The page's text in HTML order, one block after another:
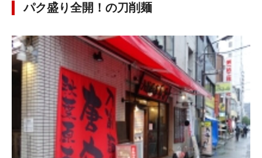
パク盛り全開！の刀削麺